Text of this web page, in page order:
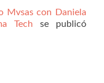
Mvsas con Daniela
Tech se publicó